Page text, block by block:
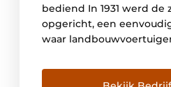
bediend In 1931 werd de
opgericht, een
waar
Frank en Johan die het